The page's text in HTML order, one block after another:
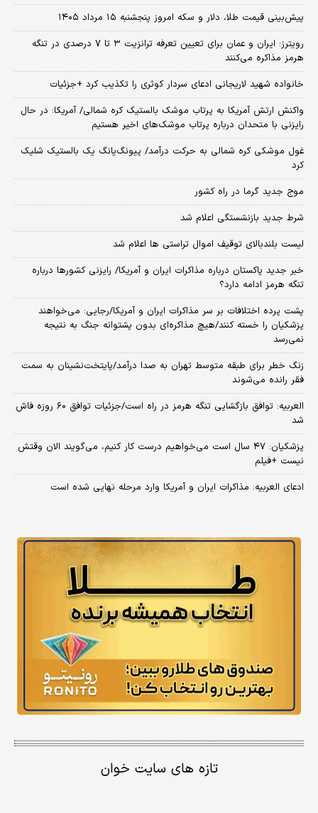
پیش‌بینی قیمت طلا، دلار و سکه امروز پنجشنبه ۱۵ مرداد ۱۴۰۵
رویترز: ایران و عمان برای تعیین تعرفه ترانزیت ۳ تا ۷ درصدی در تنگه
هرمز مذاکره می‌کنند
خانواده شهید لاریجانی ادعای سردار کوثری را تکذیب کرد +جزئیات
واکنش ارتش آمریکا به پرتاب موشک بالستیک کره شمالی/ آمریکا: در حال
رایزنی با متحدان درباره پرتاب موشک‌های اخیر هستیم
غول موشکی کره شمالی به حرکت درآمد/ پیونگ‌یانگ یک بالستیک شلیک
کرد
موج جدید گرما در راه کشور
شرط جدید بازنشستگی اعلام شد
لیست بلندبالای توقیف اموال تراستی ها اعلام شد
خبر جدید پاکستان درباره مذاکرات ایران و آمریکا/ رایزنی کشورها درباره
تنگه هرمز ادامه دارد؟
پشت پرده اختلافات بر سر مذاکرات ایران و آمریکا/رجایی: می‌خواهند
پزشکیان را خسته کنند/هیچ مذاکره‌ای بدون پشتوانه جنگ به نتیجه
نمی‌رسد
زنگ خطر برای طبقه متوسط تهران به صدا درآمد/پایتخت‌نشینان به سمت
فقر رانده می‌شوند
العربیه: توافق بازگشایی تنگه هرمز در راه است/جزئیات توافق ۶۰ روزه فاش
شد
پزشکیان: ۴۷ سال است می‌خواهیم درست کار کنیم، می‌گویند الان وقتش
نیست +فیلم
ادعای العربیه: مذاکرات ایران و آمریکا وارد مرحله نهایی شده است
تازه های سایت خوان